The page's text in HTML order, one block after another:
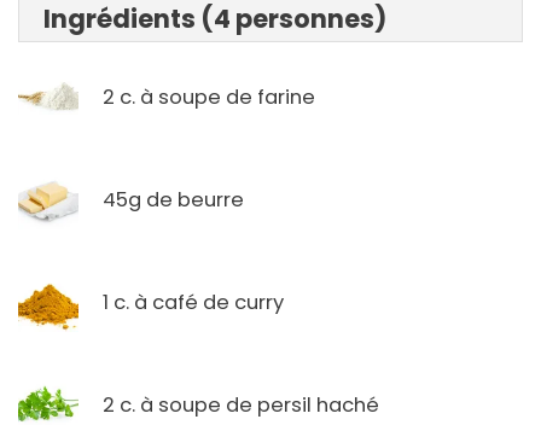
Ingrédients (4 personnes)
2 c. à soupe de farine
45g de beurre
1 c. à café de curry
2 c. à soupe de persil haché